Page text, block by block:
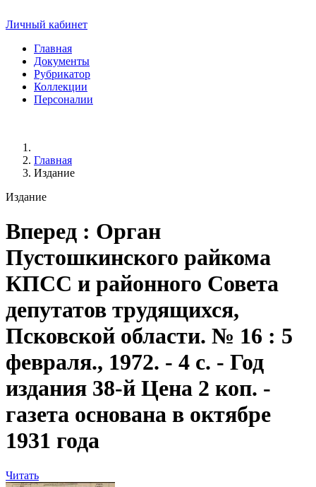
Личный кабинет
Главная
Документы
Рубрикатор
Коллекции
Персоналии
Главная
Издание
Издание
Вперед : Орган
Пустошкинского райкома
КПСС и районного Совета
депутатов трудящихся,
Псковской области. № 16 : 5
февраля., 1972. - 4 с. - Год
издания 38-й Цена 2 коп. -
газета основана в октябре
1931 года
Читать